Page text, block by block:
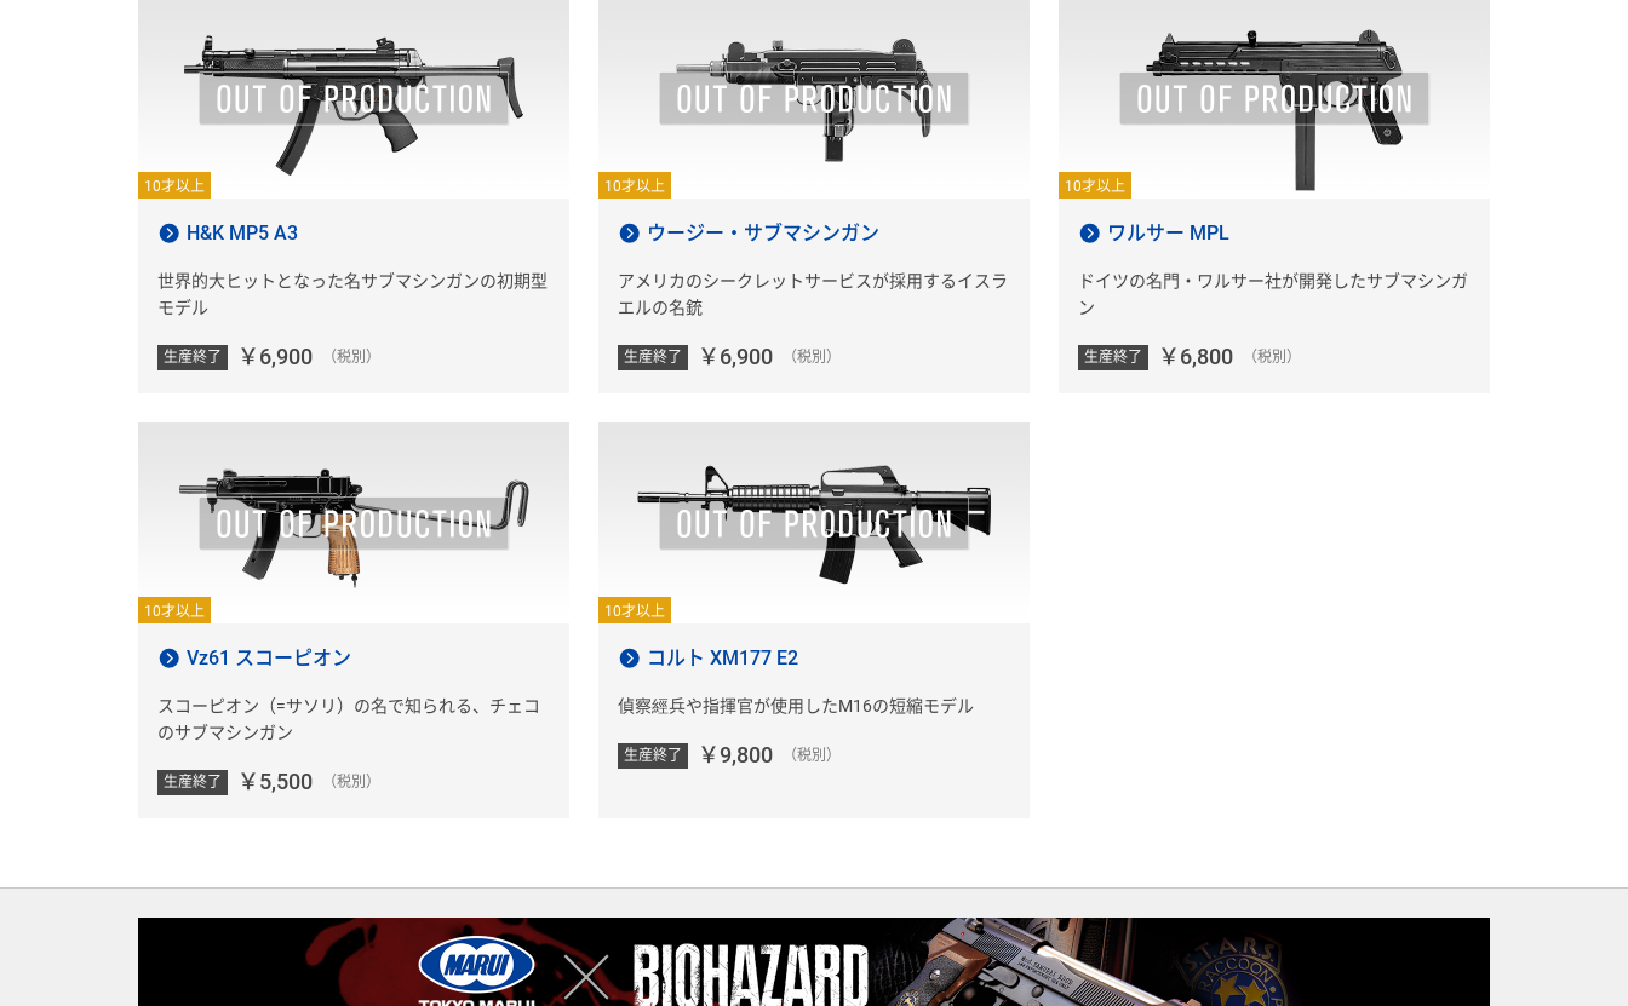
10才以上
H&K MP5 A3
世界的大ヒットとなった名サブマシンガンの初期型
モデル
生産終了 ￥6,900 （税別）
10才以上
ウージー・サブマシンガン
アメリカのシークレットサービスが採用するイスラ
エルの名銃
生産終了 ￥6,900 （税別）
10才以上
ワルサー MPL
ドイツの名門・ワルサー社が開発したサブマシンガ
ン
生産終了 ￥6,800 （税別）
10才以上
Vz61 スコーピオン
スコーピオン（=サソリ）の名で知られる、チェコ
のサブマシンガン
生産終了 ￥5,500 （税別）
10才以上
コルト XM177 E2
偵察經兵や指揮官が使用したM16の短縮モデル
生産終了 ￥9,800 （税別）